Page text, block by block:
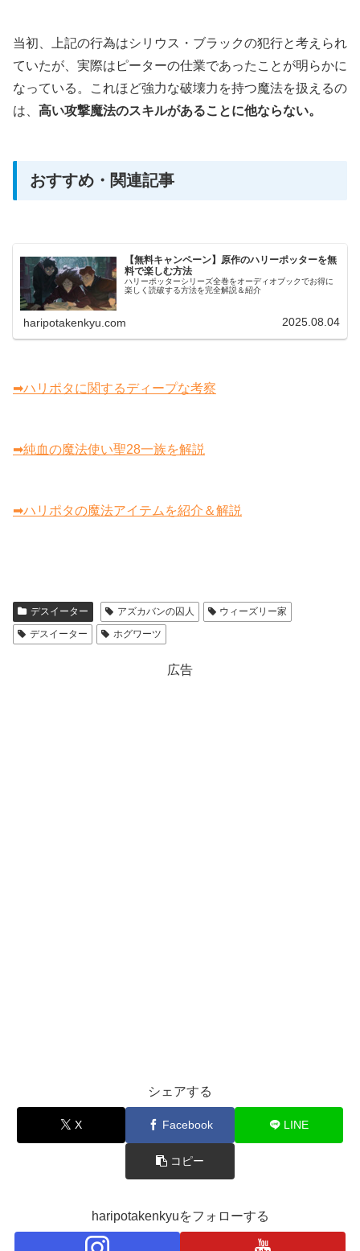
当初、上記の行為はシリウス・ブラックの犯行と考えられ
ていたが、実際はピーターの仕業であったことが明らかに
なっている。これほど強力な破壊力を持つ魔法を扱えるの
は、 高い攻撃魔法のスキルがあることに他ならない。
おすすめ・関連記事
【無料キャンペーン】原作のハリーポッターを無
料で楽しむ方法
ハリーポッターシリーズ全巻をオーディオブックでお得に
楽しく読破する方法を完全解説＆紹介
haripotakenkyu.com 2025.08.04
➡ハリポタに関するディープな考察
➡純血の魔法使い聖28一族を解説
➡ハリポタの魔法アイテムを紹介＆解説
デスイーター アズカバンの囚人
ウィーズリー家
デスイーター
ホグワーツ
広告
シェアする
X Facebook LINE
コピー
haripotakenkyuをフォローする